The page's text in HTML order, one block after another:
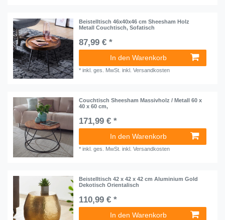
Beistelltisch 46x40x46 cm Sheesham Holz
Metall Couchtisch, Sofatisch
87,99 € *
In den Warenkorb
*inkl. ges. MwSt. inkl.Versandkosten
Couchtisch Sheesham Massivholz / Metall 60 x
40 x 60 cm,
171,99 € *
In den Warenkorb
*inkl. ges. MwSt. inkl.Versandkosten
Beistelltisch 42 x 42 x 42 cm Aluminium Gold
Dekotisch Orientalisch
110,99 € *
In den Warenkorb